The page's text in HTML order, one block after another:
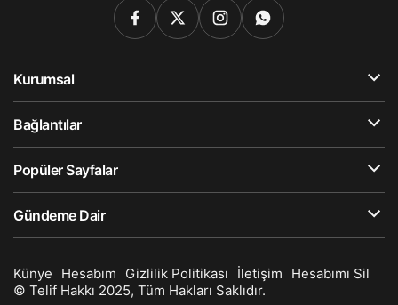
Kurumsal
Bağlantılar
Popüler Sayfalar
Gündeme Dair
Künye Hesabım Gizlilik Politikası İletişim
Hesabımı Sil
© Telif Hakkı 2025, Tüm Hakları Saklıdır.